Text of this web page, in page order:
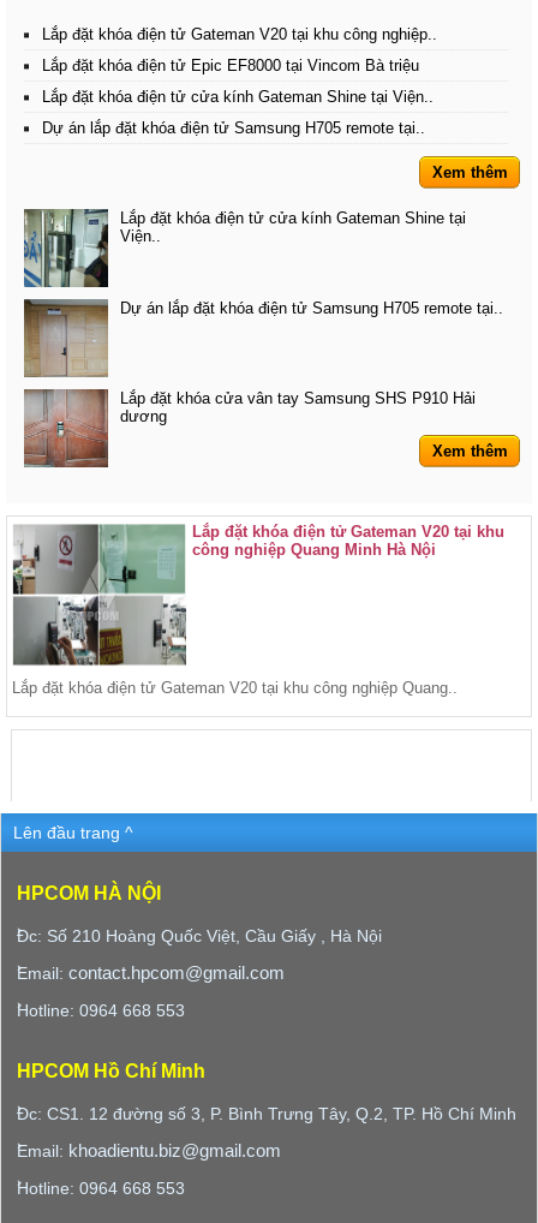
Lắp đặt khóa điện tử Gateman V20 tại khu công nghiệp..
Lắp đặt khóa điện tử Epic EF8000 tại Vincom Bà triệu
Lắp đặt khóa điện tử cửa kính Gateman Shine tại Viện..
Dự án lắp đặt khóa điện tử Samsung H705 remote tại..
Xem thêm
Lắp đặt khóa điện tử cửa kính Gateman Shine tại
Viện..
Dự án lắp đặt khóa điện tử Samsung H705 remote tại..
Lắp đặt khóa cửa vân tay Samsung SHS P910 Hải
dương
Xem thêm
Lắp đặt khóa điện tử Gateman V20 tại khu
công nghiệp Quang Minh Hà Nội
Lắp đặt khóa điện tử Gateman V20 tại khu công nghiệp Quang..
Lên đầu trang ^
HPCOM HÀ NỘI
Đc: Số 210 Hoàng Quốc Việt, Cầu Giấy , Hà Nội
Email:contact.hpcom@gmail.com
Hotline: 0964 668 553
HPCOM Hồ Chí Minh
Đc: CS1. 12 đường số 3, P. Bình Trưng Tây, Q.2, TP. Hồ Chí Minh
Email: khoadientu.biz@gmail.com
Hotline: 0964 668 553